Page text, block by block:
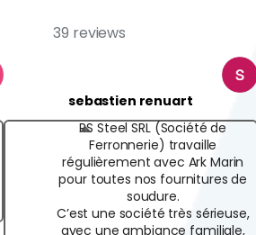
39 reviews
sebastien renuart
RS Steel SRL (Société de
Ferronnerie) travaille
régulièrement avec Ark Marin
pour toutes nos fournitures de
soudure.
C’est une société très sérieuse,
avec une ambiance familiale,